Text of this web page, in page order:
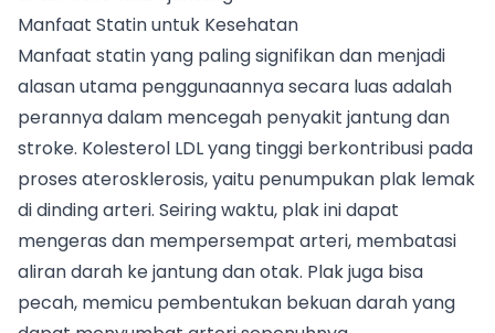
Manfaat Statin untuk Kesehatan
Manfaat statin yang paling signifikan dan menjadi
alasan utama penggunaannya secara luas adalah
perannya dalam mencegah penyakit jantung dan
stroke. Kolesterol LDL yang tinggi berkontribusi pada
proses aterosklerosis, yaitu penumpukan plak lemak
di dinding arteri. Seiring waktu, plak ini dapat
mengeras dan mempersempat arteri, membatasi
aliran darah ke jantung dan otak. Plak juga bisa
pecah, memicu pembentukan bekuan darah yang